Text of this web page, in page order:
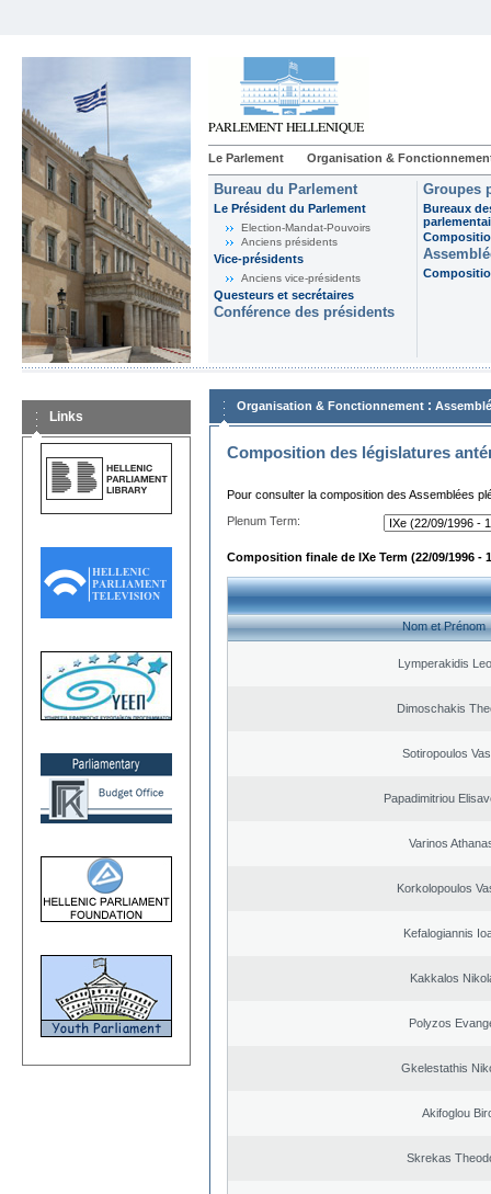
Le Parlement Organisation &
Bureau du Parlement
Le Président du Parlement
Election-Mandat-Pouvoirs
Anciens présidents
Vice-présidents
Anciens vice-présidents
Questeurs et secrétaires
Conférence des présidents
Groupes
Bureaux
Links
Organisation & Fonctionnement :
Composition des législatures
Pour consulter la composition des Assemblées
Plenum Term:
Composition finale de IXe Term (22/09/1996 -
Nom et Prénom
Lymperakidis
Dimoschakis
Sotiropoulos
Papadimitriou
Varinos
Korkolopoulos
Kefalogiannis
Kakkalos
Polyzos
Gkelestathis
Akifoglou
Skrekas